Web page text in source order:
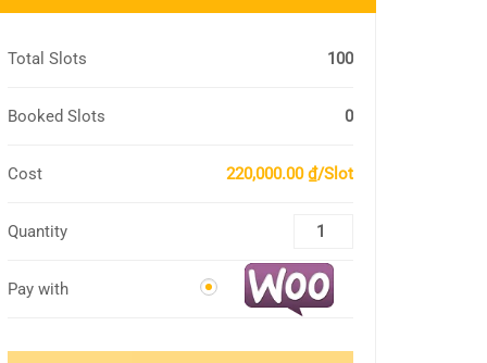
Total Slots 100
Booked Slots 0
Cost 220,000.00 ₫/Slot
Quantity
Pay with